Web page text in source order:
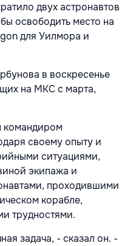
двух астронавтов
освободить место на
для Уилмора и
в воскресенье
на МКС с марта,
командиром
своему опыту и
ситуациями,
экипажа и
проходившими
корабле,
трудностями.
задача, - сказал он. -